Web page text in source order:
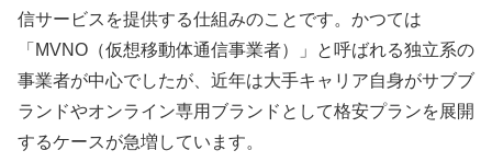
信サービスを提供する仕組みのことです。かつては
「MVNO（仮想移動体通信事業者）」と呼ばれる独立系の
事業者が中心でしたが、近年は大手キャリア自身がサブブ
ランドやオンライン専用ブランドとして格安プランを展開
するケースが急増しています。